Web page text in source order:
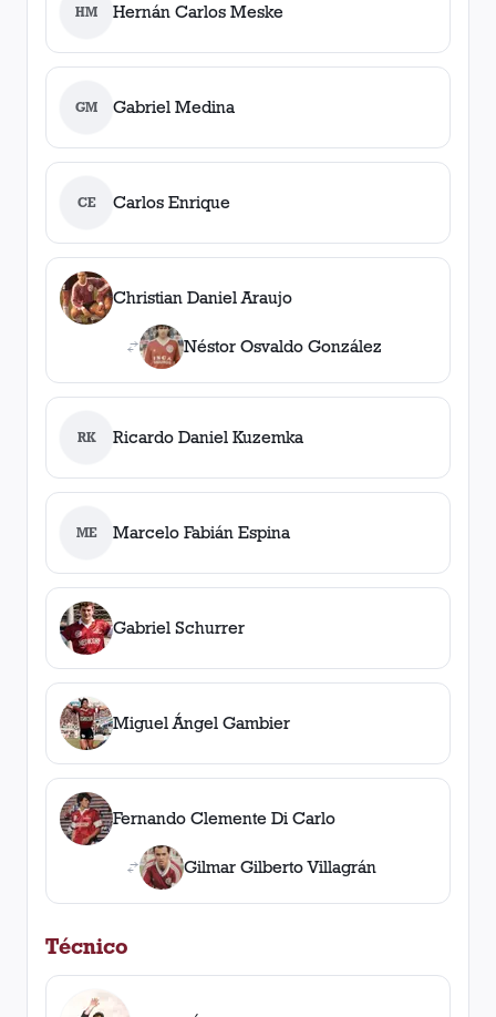
HM Hernán Carlos Meske
GM Gabriel Medina
CE Carlos Enrique
Christian Daniel Araujo
Néstor Osvaldo González
RK Ricardo Daniel Kuzemka
ME Marcelo Fabián Espina
Gabriel Schurrer
Miguel Ángel Gambier
Fernando Clemente Di Carlo
Gilmar Gilberto Villagrán
Técnico